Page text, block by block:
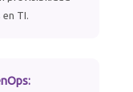
en TI.